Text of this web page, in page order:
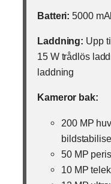
Batteri: 5000
Laddning: Upp
15 W trådlös
laddning
Kameror bak:
200 MP
50 MP
10 MP